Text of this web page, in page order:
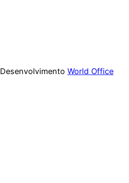
Desenvolvimento World Office